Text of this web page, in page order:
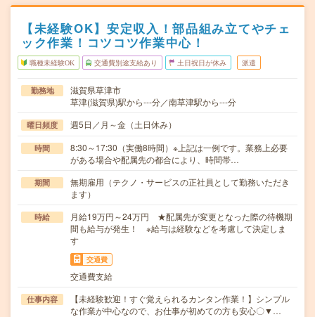
【未経験OK】安定収入！部品組み立てやチェ
ック作業！コツコツ作業中心！
職種未経験OK 交通費別途支給あり 土日祝日が休み 派遣
勤務地
滋賀県草津市
草津(滋賀県)駅から---分／南草津駅から---分
曜日頻度 週5日／月～金（土日休み）
時間
8:30～17:30（実働8時間）※上記は一例です。業務上必要
がある場合や配属先の都合により、時間帯…
期間
無期雇用（テクノ・サービスの正社員として勤務いただき
ます）
時給
月給19万円～24万円 ★配属先が変更となった際の待機期
間も給与が発生！ ※給与は経験などを考慮して決定しま
す
交通費
交通費支給
仕事内容
【未経験歓迎！すぐ覚えられるカンタン作業！】シンプル
な作業が中心なので、お仕事が初めての方も安心〇▼…